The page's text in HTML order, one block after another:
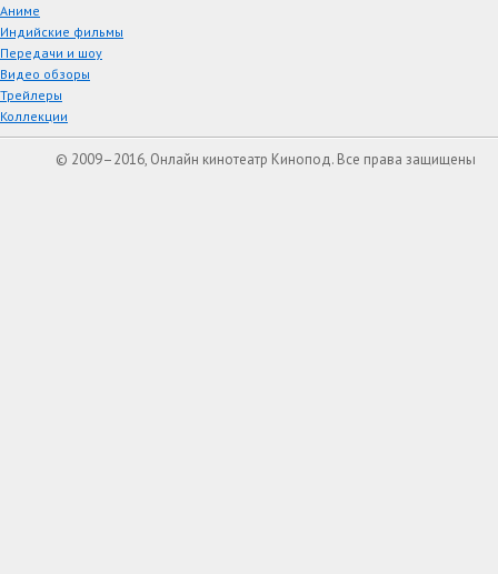
Аниме
Индийские фильмы
Передачи и шоу
Видео обзоры
Трейлеры
Коллекции
© 2009–2016, Онлайн кинотеатр Кинопод. Все права защищены